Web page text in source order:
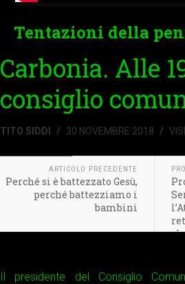
Tentazioni della
Carbonia. Alle
consiglio
TITO SIDDI 30 NOVEMBRE 2018
ARTICOLO PRECEDENTE
Perché si è battezzato Gesù,
perché battezziamo i
bambini
Il presidente del Consiglio